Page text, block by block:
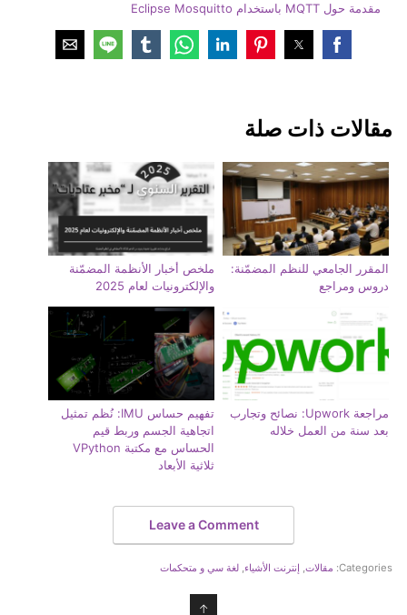
مقدمة حول MQTT باستخدام Eclipse Mosquitto
مقالات ذات صلة
المقرر الجامعي للنظم المضمّنة:
دروس ومراجع
ملخص أخبار الأنظمة المضمّنة
والإلكترونيات لعام 2025
مراجعة Upwork: نصائح وتجارب
بعد سنة من العمل خلاله
تفهيم حساس IMU: نُظم تمثيل
اتجاهية الجسم وربط قيم
الحساس مع مكتبة VPython
ثلاثية الأبعاد
Leave a Comment
Categories: مقالات, إنترنت الأشياء, لغة سي و متحكمات
↑